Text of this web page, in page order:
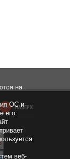
НАВЕРХ
на
ОС и
его
веб-